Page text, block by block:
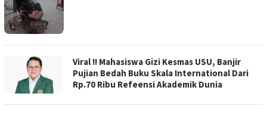
Viral !! Mahasiswa Gizi Kesmas USU, Banjir
Pujian Bedah Buku Skala International Dari
Rp.70 Ribu Refeensi Akademik Dunia